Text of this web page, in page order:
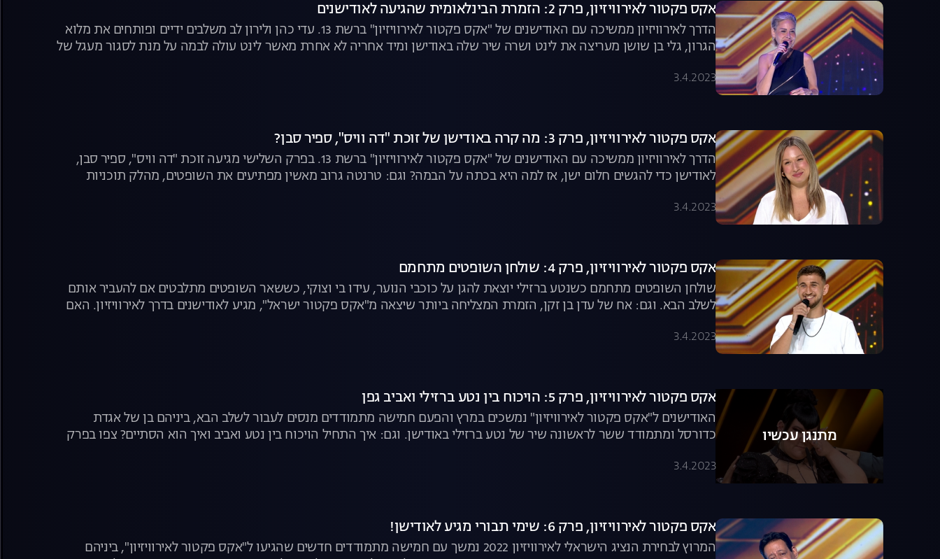
אקס פקטור לאירוויזיון, פרק 2: הזמרת הבינלאומית שהגיעה לאודישנים
הדרך לאירוויזיון ממשיכה עם האודישנים של "אקס פקטור לאירוויזיון" ברשת 13. עדי כהן ולירון לב משלבים ידיים ופותחים את מלוא
הגרון, גלי בן שושן מעריצה את לינט ושרה שיר שלה באודישן ומיד אחריה לא אחרת מאשר לינט עולה לבמה על מנת לסגור מעגל של
30 שנה ולהגשים חלום ישן. צפו בפרק השני בדרך לאירוויזיון
3.4.2023
אקס פקטור לאירוויזיון, פרק 3: מה קרה באודישן של זוכת "דה וויס", ספיר סבן?
הדרך לאירוויזיון ממשיכה עם האודישנים של "אקס פקטור לאירוויזיון" ברשת 13. בפרק השלישי מגיעה זוכת "דה וויס", ספיר סבן,
לאודישן כדי להגשים חלום ישן, אז למה היא בכתה על הבמה? וגם: טרנטה גרוב מאשין מפתיעים את השופטים, מהלק תוכניות
הריאליטי שנבחן בעצמו ויש גם ניסיון למצוא שידוך לשופטת נטע ברזילי. צפו בפרק
3.4.2023
אקס פקטור לאירוויזיון, פרק 4: שולחן השופטים מתחמם
שולחן השופטים מתחמם כשנטע ברזילי יוצאת להגן על כוכבי הנוער, עידו בי וצוקי, כששאר השופטים מתלבטים אם להעביר אותם
לשלב הבא. וגם: אח של עדן בן זקן, הזמרת המצליחה ביותר שיצאה מ"אקס פקטור ישראל", מגיע לאודישנים בדרך לאירוויזיון. האם
עמית בן זקן הקסים את השופטים ועבר שלב? צפו בפרק המלא
3.4.2023
מתנגן עכשיו
אקס פקטור לאירוויזיון, פרק 5: הויכוח בין נטע ברזילי ואביב גפן
האודישנים ל"אקס פקטור לאירוויזיון" נמשכים במרץ והפעם חמישה מתמודדים מנסים לעבור לשלב הבא, ביניהם בן של אגדת
כדורסל ומתמודד ששר לראשונה שיר של נטע ברזילי באודישן. וגם: איך התחיל הויכוח בין נטע ואביב ואיך הוא הסתיים? צפו בפרק
3.4.2023
אקס פקטור לאירוויזיון, פרק 6: שימי תבורי מגיע לאודישן!
המרוץ לבחירת הנציג הישראלי לאירוויזיון 2022 נמשך עם חמישה מתמודדים חדשים שהגיעו ל"אקס פקטור לאירוויזיון", ביניהם